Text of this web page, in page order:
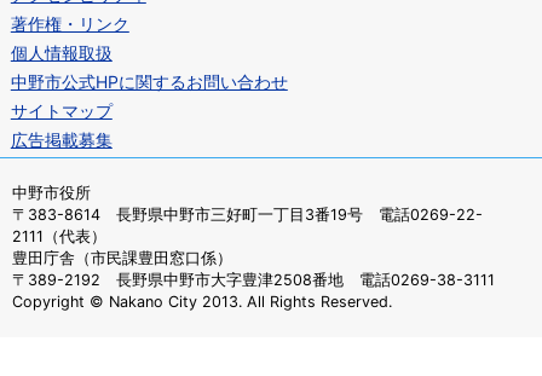
著作権・リンク
個人情報取扱
中野市公式HPに関するお問い合わせ
サイトマップ
広告掲載募集
中野市役所
〒383-8614 長野県中野市三好町一丁目3番19号 電話0269-22-
2111（代表）
豊田庁舎（市民課豊田窓口係）
〒389-2192 長野県中野市大字豊津2508番地 電話0269-38-3111
Copyright © Nakano City 2013. All Rights Reserved.